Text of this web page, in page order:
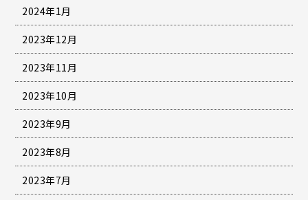
2024年1月
2023年12月
2023年11月
2023年10月
2023年9月
2023年8月
2023年7月